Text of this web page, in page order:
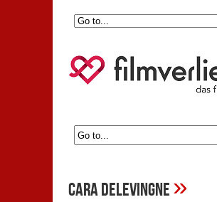
Cara Delevingne»